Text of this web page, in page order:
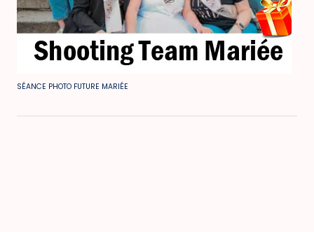
SÉANCE PHOTO FUTURE MARIÉE